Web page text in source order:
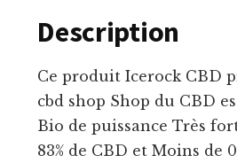
Description
Ce produit Icerock CBD
cbd shop Shop du CBD
Bio de puissance Très
83% de CBD et Moins de